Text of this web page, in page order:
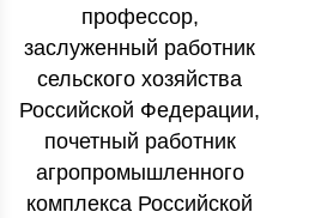
профессор,
заслуженный работник
сельского хозяйства
Российской Федерации,
почетный работник
агропромышленного
комплекса Российской